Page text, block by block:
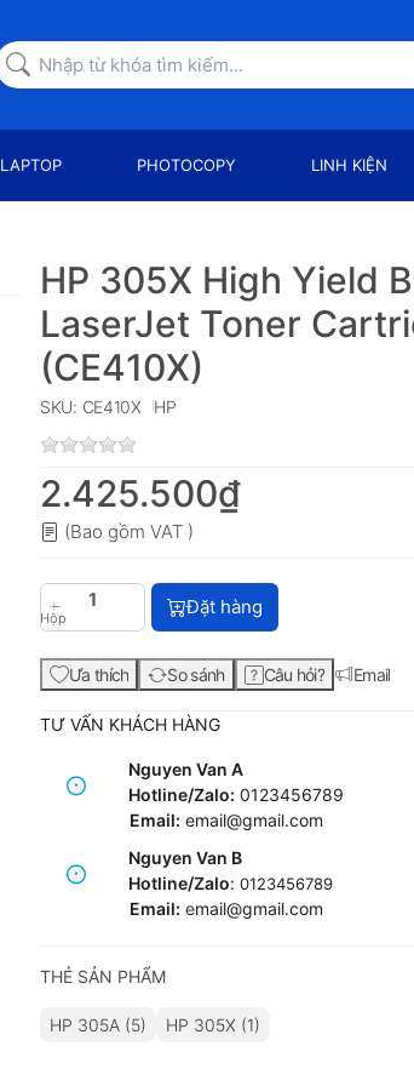
LAPTOP PHOTOCOPY LINH KIỆN
HP 305X High Yield
LaserJet Toner
(CE410X)
SKU: CE410X HP
2.425.500₫
(Bao gồm VAT )
Hộp
HP 305X High Yield Black
Đặt hàng
Ưa thích So sánh Câu hỏi? Email
TƯ VẤN KHÁCH HÀNG
Nguyen Van A
Hotline/Zalo: 0123456789
Email: email@gmail.com
Nguyen Van B
Hotline/Zalo: 0123456789
Email: email@gmail.com
THẺ SẢN PHẨM
HP 305A (5) HP 305X (1)